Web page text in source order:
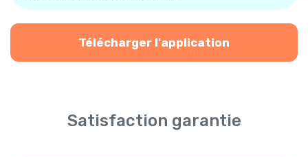
Télécharger l'application
Satisfaction garantie